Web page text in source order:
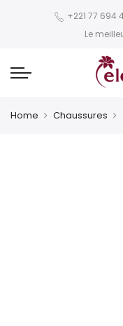
+221 77 694
Le
Home Chaussures